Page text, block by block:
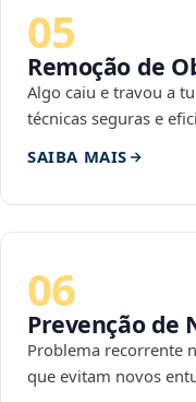
05
Remoção de
Algo caiu e travou a
técnicas seguras e
SAIBA MAIS
06
Prevenção de
Problema recorrente
que evitam novos